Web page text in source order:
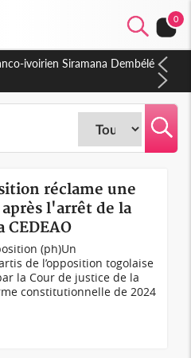
0
ivoirien Siramana Dembélé
réclame une
l'arrêt de la
(ph)Un
de l’opposition togolaise
la Cour de justice de la
constitutionnelle de 2024